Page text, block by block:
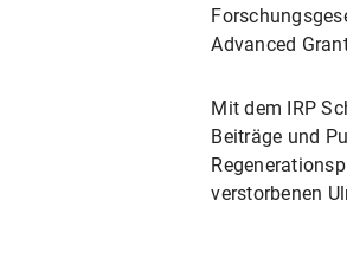
Advanced
Mit dem IRP
Beiträge und
verstorbenen